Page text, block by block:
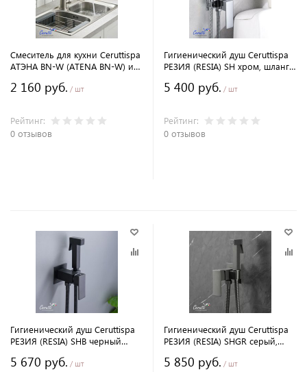
Смеситель для кухни Ceruttispa
АТЭНА BN-W (ATENA BN-W) из
матовый никель, излив гибкий
2 160 руб. / шт
Рейтинг:
0 отзывов
Гигиенический душ Ceruttispa
РЕЗИЯ (RESIA) SH хром, шланг
5 400 руб. / шт
Рейтинг:
0 отзывов
Гигиенический душ Ceruttispa
РЕЗИЯ (RESIA) SHB черный
5 670 руб. / шт
Гигиенический душ Ceruttispa
РЕЗИЯ (RESIA) SHGR серый,
5 850 руб. / шт